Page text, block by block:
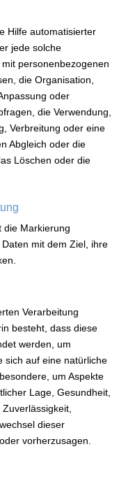
Hilfe automatisierter
jede solche
personenbezogenen
die Organisation,
oder
die Verwendung,
Verbreitung oder eine
Abgleich oder die
Löschen oder die
die Markierung
mit dem Ziel, ihre
Verarbeitung
besteht, dass diese
werden, um
sich auf eine natürliche
um Aspekte
Lage, Gesundheit,
dieser
vorherzusagen.